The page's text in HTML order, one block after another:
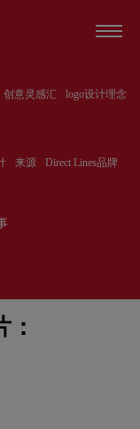
创意灵感汇
logo设计理念
来源
Direct Lines品牌